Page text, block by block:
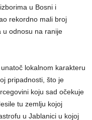
u Bosni i
rekordno mali broj
u odnosu na ranije
lokalnom karakteru
pripadnosti, što je
koju sad očekuje
tu zemlju kojoj
u Jablanici u kojoj